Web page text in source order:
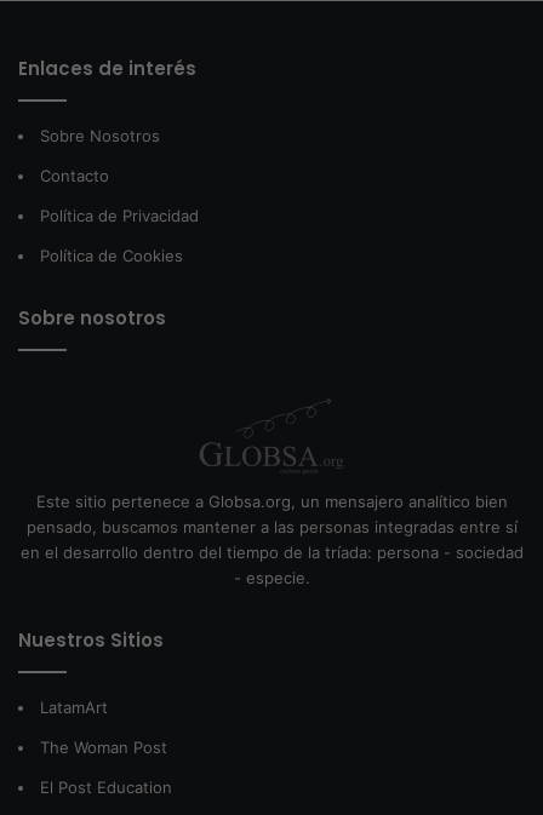
Enlaces de interés
Sobre Nosotros
Contacto
Política de Privacidad
Política de Cookies
Sobre nosotros
Este sitio pertenece a Globsa.org, un mensajero analítico bien
pensado, buscamos mantener a las personas integradas entre sí
en el desarrollo dentro del tiempo de la tríada: persona - sociedad
- especie.
Nuestros Sitios
LatamArt
The Woman Post
El Post Education